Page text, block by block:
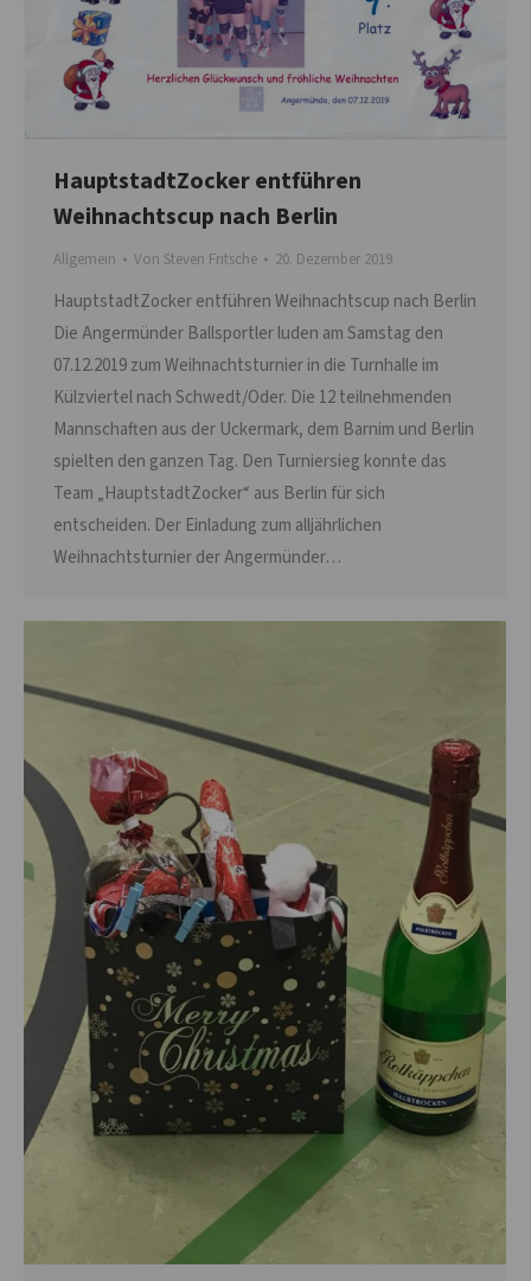
HauptstadtZocker entführen
Weihnachtscup nach Berlin
Allgemein Von Steven Fritsche 20. Dezember 2019
HauptstadtZocker entführen Weihnachtscup nach Berlin
Die Angermünder Ballsportler luden am Samstag den
07.12.2019 zum Weihnachtsturnier in die Turnhalle im
Külzviertel nach Schwedt/Oder. Die 12 teilnehmenden
Mannschaften aus der Uckermark, dem Barnim und Berlin
spielten den ganzen Tag. Den Turniersieg konnte das
Team „HauptstadtZocker“ aus Berlin für sich
entscheiden. Der Einladung zum alljährlichen
Weihnachtsturnier der Angermünder…